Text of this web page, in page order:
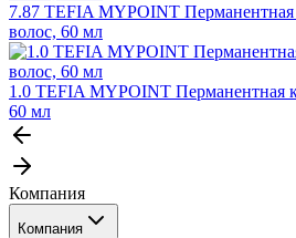
7.87 TEFIA MYPOINT Перманентная
волос, 60 мл
1.0 TEFIA MYPOINT Перманентная
60 мл
Компания
Компания